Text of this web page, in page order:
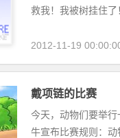
救我！我被树挂住了
2012-11-19
戴项链的比赛
今天，动物们要举
牛宣布比赛规则：